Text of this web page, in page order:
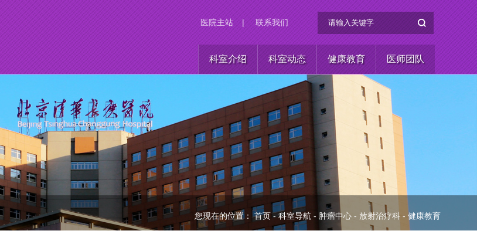
医院主站 | 联系我们
科室介绍 科室动态 健康教育 医师团队
您现在的位置：首页-科室导航 - 肿瘤中心 - 放射治疗科 - 健康教育